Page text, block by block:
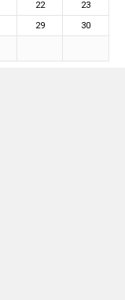
22
23
29 30